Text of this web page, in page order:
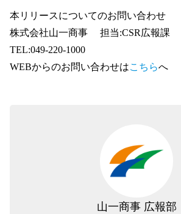
本リリースについてのお問い合わせ
株式会社山一商事 担当:CSR広報課
TEL:049-220-1000
WEBからのお問い合わせはこちらへ
山一商事 広報部